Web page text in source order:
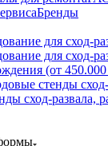
Бренды
для сход-
для сход-
(от
стенды
сход-развала,